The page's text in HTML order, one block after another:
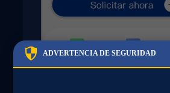
ADVERTENCIA DE SEGURIDAD